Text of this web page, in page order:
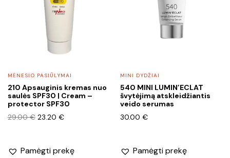
MĖNESIO PASIŪLYMAI
210 Apsauginis kremas nuo
saulės SPF30 | Cream –
protector SPF30
29.00€ Original
29.00 €.
23.20 €Current
23.20 €.
Pamėgti prekę
MINI DYDŽIAI
540 MINI LUMIN’ECLAT
švytėjimą atskleidžiantis
veido serumas
30.00 €
Pamėgti prekę